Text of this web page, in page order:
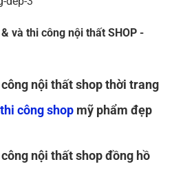
và thi công nội thất SHOP -
nội thất shop thời trang
công shopmỹ phẩm đẹp
nội thất shop đồng hồ